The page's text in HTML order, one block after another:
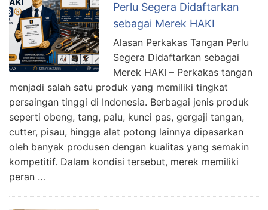
Perlu Segera Didaftarkan
sebagai Merek HAKI
Alasan Perkakas Tangan Perlu
Segera Didaftarkan sebagai
Merek HAKI – Perkakas tangan
menjadi salah satu produk yang memiliki tingkat
persaingan tinggi di Indonesia. Berbagai jenis produk
seperti obeng, tang, palu, kunci pas, gergaji tangan,
cutter, pisau, hingga alat potong lainnya dipasarkan
oleh banyak produsen dengan kualitas yang semakin
kompetitif. Dalam kondisi tersebut, merek memiliki
peran …